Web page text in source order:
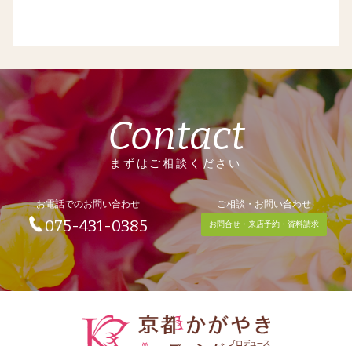
Contact
まずはご相談ください
お電話でのお問い合わせ
075-431-0385
ご相談・お問い合わせ
お問合せ・来店予約・資料請求